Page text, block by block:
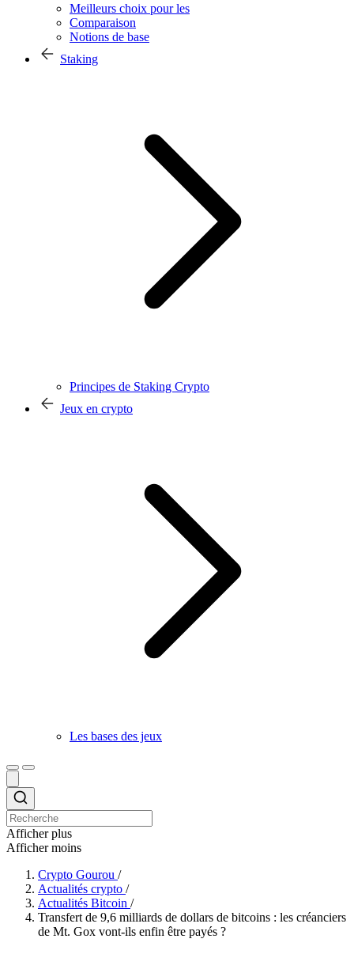
Meilleurs choix pour les
Comparaison
Notions de base
Staking
Principes de Staking Crypto
Jeux en crypto
Les bases des jeux
Afficher plus
Afficher moins
Crypto Gourou /
Actualités crypto /
Actualités Bitcoin /
Transfert de 9,6 milliards de dollars de bitcoins : les créanciers
de Mt. Gox vont-ils enfin être payés ?